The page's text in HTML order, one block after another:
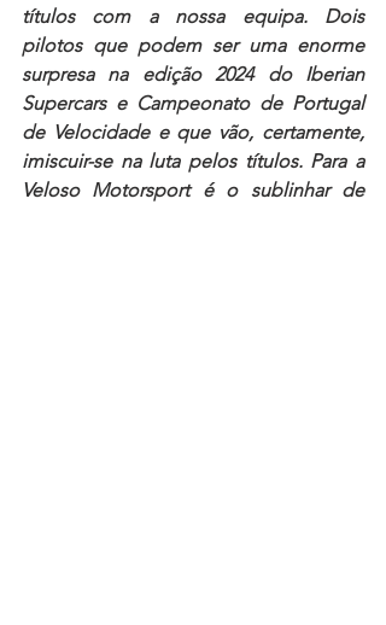
títulos com a nossa equipa. Dois
pilotos que podem ser uma enorme
surpresa na edição 2024 do Iberian
Supercars e Campeonato de Portugal
de Velocidade e que vão, certamente,
imiscuir-se na luta pelos títulos. Para a
Veloso Motorsport é o sublinhar de